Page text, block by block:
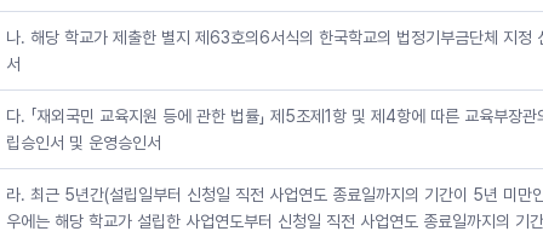
나. 해당 학교가 제출한 별지 제63호의6서식의 한국학교의 법정기부금단체 지정
서
다. 「재외국민 교육지원 등에 관한 법률」 제5조제1항 및 제4항에 따른 교육부장관
립승인서 및 운영승인서
라. 최근 5년간(설립일부터 신청일 직전 사업연도 종료일까지의 기간이 5년 미만
우에는 해당 학교가 설립한 사업연도부터 신청일 직전 사업연도 종료일까지의 기